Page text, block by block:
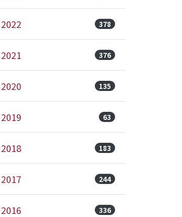
2022 378
2021 376
2020 135
2019 63
2018 183
2017 244
2016 336